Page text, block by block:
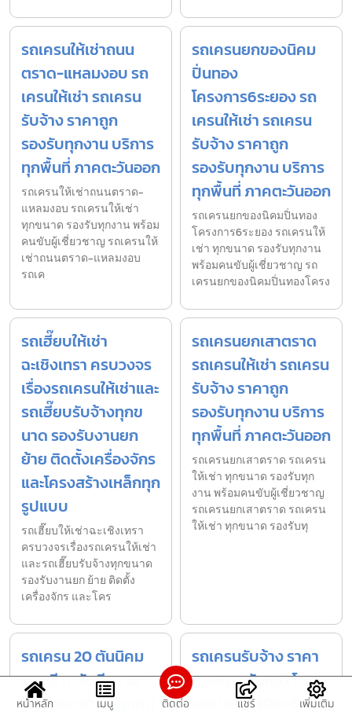
รถเครนให้เช่าถนน
ตราด-แหลมงอบ รถ
เครนให้เช่า รถเครน
รับจ้าง ราคาถูก
รองรับทุกงาน บริการ
ทุกพื้นที่ ภาคตะวันออก
รถเครนให้เช่าถนนตราด-
แหลมงอบ รถเครนให้เช่า
ทุกขนาด รองรับทุกงาน พร้อม
คนขับผู้เชี่ยวชาญ รถเครนให้
เช่าถนนตราด-แหลมงอบ
รถเค
รถเครนยกของนิคม
ปิ่นทอง
โครงการ6ระยอง รถ
เครนให้เช่า รถเครน
รับจ้าง ราคาถูก
รองรับทุกงาน บริการ
ทุกพื้นที่ ภาคตะวันออก
รถเครนยกของนิคมปิ่นทอง
โครงการ6ระยอง รถเครนให้
เช่า ทุกขนาด รองรับทุกงาน
พร้อมคนขับผู้เชี่ยวชาญ รถ
เครนยกของนิคมปิ่นทองโครง
รถเฮี๊ยบให้เช่า
ฉะเชิงเทรา ครบวงจร
เรื่องรถเครนให้เช่าและ
รถเฮี๊ยบรับจ้างทุกข
นาด รองรับงานยก
ย้าย ติดตั้งเครื่องจักร
และโครงสร้างเหล็กทุก
รูปแบบ
รถเฮี๊ยบให้เช่าฉะเชิงเทรา
ครบวงจรเรื่องรถเครนให้เช่า
และรถเฮี๊ยบรับจ้างทุกขนาด
รองรับงานยก ย้าย ติดตั้ง
เครื่องจักร และโคร
รถเครนยกเสาตราด
รถเครนให้เช่า รถเครน
รับจ้าง ราคาถูก
รองรับทุกงาน บริการ
ทุกพื้นที่ ภาคตะวันออก
รถเครนยกเสาตราด รถเครน
ให้เช่า ทุกขนาด รองรับทุก
งาน พร้อมคนขับผู้เชี่ยวชาญ
รถเครนยกเสาตราด รถเครน
ให้เช่า ทุกขนาด รองรับทุ
รถเครน 20 ตันนิคม
ชลบุรี การันตีความ
ตรงต่อเวลา รถทุกคัน
รถเครนรับจ้าง ราคา
ถูกสนามชัยเขต โทร
เลย 098-409-6465
หน้าหลัก เมนู ติดต่อ แชร์ เพิ่มเติม